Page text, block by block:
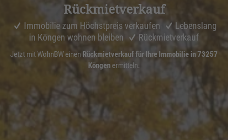
Rückmiet­ver­kauf
Immobilie zum Höchstpreis verkaufen
Lebenslang
in Köngen wohnen bleiben
Rückmietverkauf
Jetzt mit WohnBW einen Rückmietverkauf für Ihre Immobilie in 73257
Köngen ermitteln.